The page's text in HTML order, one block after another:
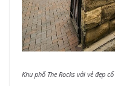
Khu phố The Rocks với vẻ đẹp